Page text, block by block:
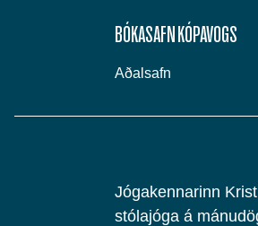
BÓKASAFN KÓPAVOGS
Aðalsafn
Jógakennarinn
stólajóga á